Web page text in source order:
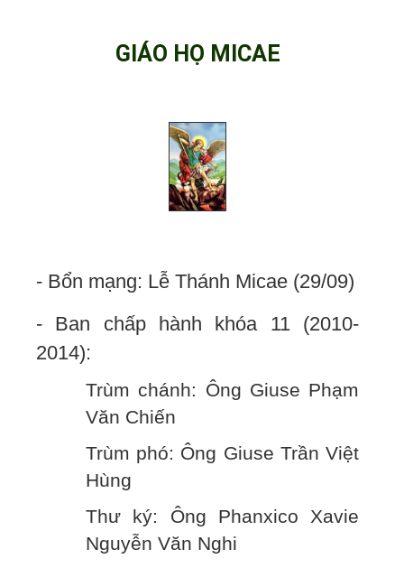
GIÁO HỌ MICAE
- Bổn mạng: Lễ Thánh Micae (29/09)
- Ban chấp hành khóa 11 (2010-
2014):
Trùm chánh: Ông Giuse Phạm
Văn Chiến
Trùm phó: Ông Giuse Trần Việt
Hùng
Thư ký: Ông Phanxico Xavie
Nguyễn Văn Nghi